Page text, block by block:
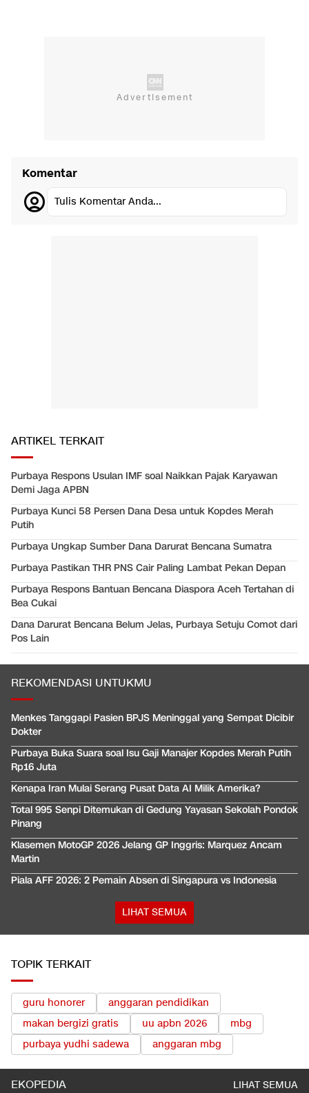
Komentar
Tulis Komentar Anda...
ARTIKEL TERKAIT
Purbaya Respons Usulan IMF soal Naikkan Pajak Karyawan
Demi Jaga APBN
Purbaya Kunci 58 Persen Dana Desa untuk Kopdes Merah
Putih
Purbaya Ungkap Sumber Dana Darurat Bencana Sumatra
Purbaya Pastikan THR PNS Cair Paling Lambat Pekan Depan
Purbaya Respons Bantuan Bencana Diaspora Aceh Tertahan di
Bea Cukai
Dana Darurat Bencana Belum Jelas, Purbaya Setuju Comot dari
Pos Lain
REKOMENDASI UNTUKMU
Menkes Tanggapi Pasien BPJS Meninggal yang Sempat Dicibir
Dokter
Purbaya Buka Suara soal Isu Gaji Manajer Kopdes Merah Putih
Rp16 Juta
Kenapa Iran Mulai Serang Pusat Data AI Milik Amerika?
Total 995 Senpi Ditemukan di Gedung Yayasan Sekolah Pondok
Pinang
Klasemen MotoGP 2026 Jelang GP Inggris: Marquez Ancam
Martin
Piala AFF 2026: 2 Pemain Absen di Singapura vs Indonesia
LIHAT SEMUA
TOPIK TERKAIT
guru honorer
anggaran pendidikan
makan bergizi gratis
uu apbn 2026
mbg
purbaya yudhi sadewa
anggaran mbg
EKOPEDIA LIHAT SEMUA